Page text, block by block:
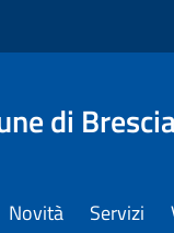
di
Novità Servizi